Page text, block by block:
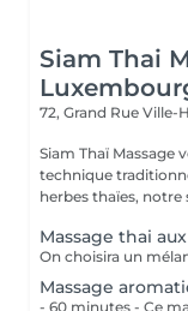
Siam Thai
72, Grand Rue Ville-
Siam Thaï Massage
technique
herbes thaïes, notre
Massage thai
Massage